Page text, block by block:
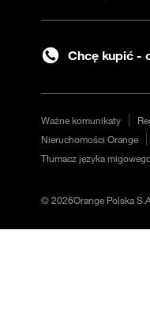
Chcę kupić -
Ważne komunikaty
Nieruchomości Orange
Tłumacz języka
©2026Orange Polska